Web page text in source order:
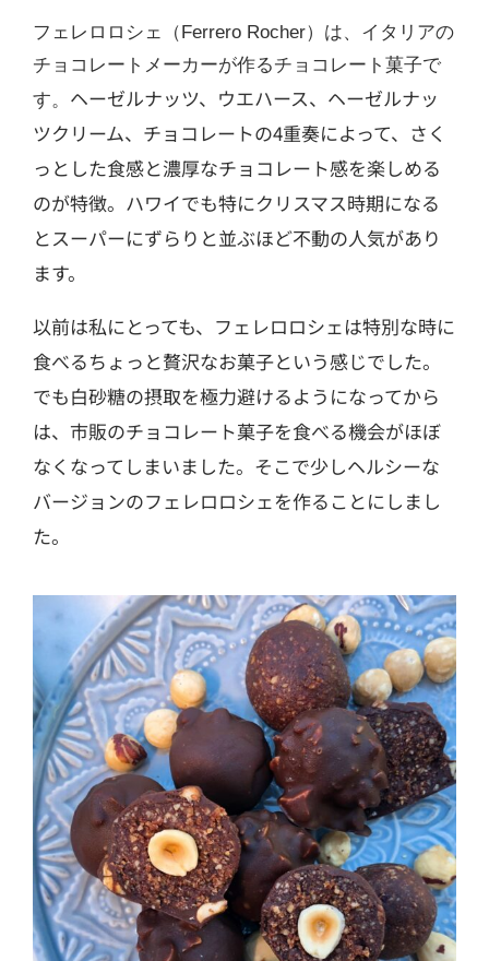
フェレロロシェ（Ferrero Rocher）は、イタリアの
チョコレートメーカーが作るチョコレート菓子で
す。 ヘーゼルナッツ、ウエハース、ヘーゼルナッ
ツクリーム、チョコレートの4重奏によって、さく
っとした食感と濃厚なチョコレート感を楽しめる
のが特徴。 ハワイでも特にクリスマス時期になる
とスーパーにずらりと並ぶほど不動の人気があり
ます。
以前は私にとっても、フェレロロシェは特別な時に
食べるちょっと贅沢なお菓子という感じでした。
でも白砂糖の摂取を極力避けるようになってから
は、市販のチョコレート菓子を食べる機会がほぼ
なくなってしまいました。 そこで少しヘルシーな
バージョンのフェレロロシェを作ることにしまし
た。